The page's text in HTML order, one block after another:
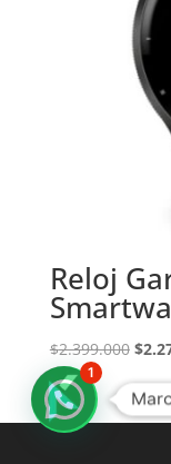
Reloj
$2.399.000 El
era:
$
1